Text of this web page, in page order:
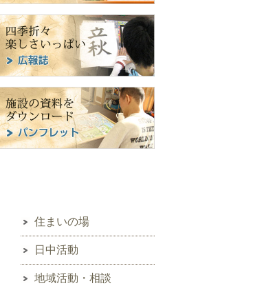
住まいの場
日中活動
地域活動・相談